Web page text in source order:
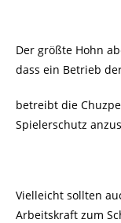
Der größte Hohn
dass ein Betrieb
betreibt die
Spielerschutz
Vielleicht sollten
Arbeitskraft zum